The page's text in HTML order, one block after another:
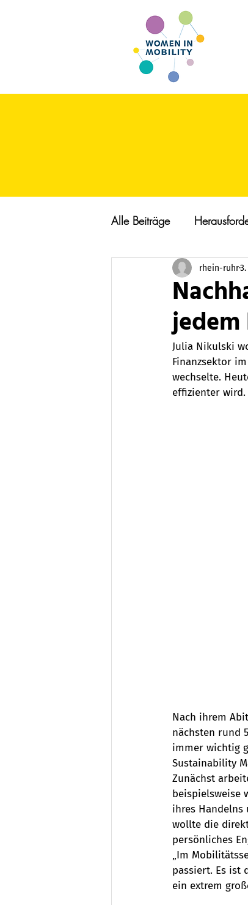
Alle Beiträge
jedem
rhein-ruhr
Julia Nikulski
Finanzsektor
wechselte.
effizienter wird.
Nach ihrem
nächsten rund
immer wichtig
Sustainability
Zunächst
beispielsweise
ihres Handelns
wollte die
persönliches
„Im
passiert. Es ist
ein extrem